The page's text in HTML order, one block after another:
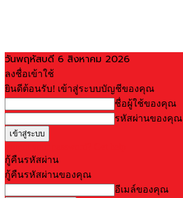
วันพฤหัสบดี 6 สิงหาคม 2026
ลงชื่อเข้าใช้
ยินดีต้อนรับ! เข้าสู่ระบบบัญชีของคุณ
ชื่อผู้ใช้ของคุณ
รหัสผ่านของคุณ
กู้คืนรหัสผ่าน
กู้คืนรหัสผ่านของคุณ
อีเมล์ของคุณ